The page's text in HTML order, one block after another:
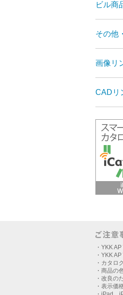
ビル商
その他
画像リ
CADリ
・YKK
・YKK
・カタロ
・商品の
・改良の
・表示価